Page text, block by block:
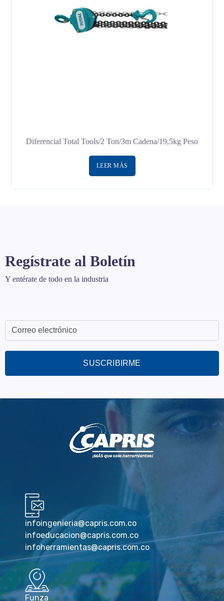
Diferencial Total Tools/2 Ton/3m Cadena/19,5kg Peso
LEER MÁS
Regístrate al Boletín
Y entérate de todo en la industria
SUSCRIBIRME
infoingenieria@capris.com.co
infoeducacion@capris.com.co
infoherramientas@capris.com.co
Funza